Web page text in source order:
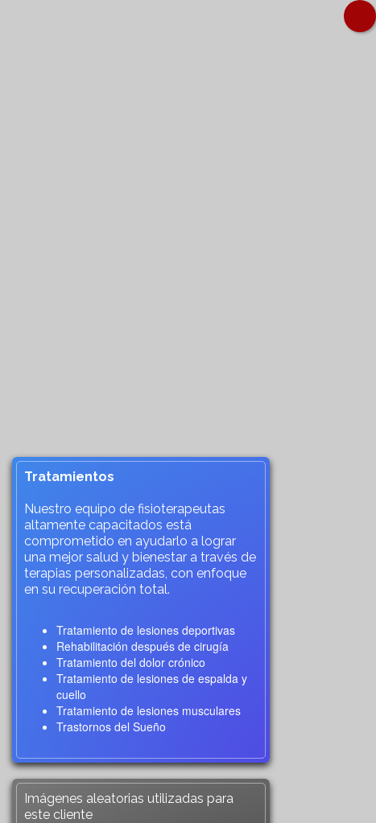
Tratamientos
Nuestro equipo de fisioterapeutas
altamente capacitados está
comprometido en ayudarlo a lograr
una mejor salud y bienestar a través de
terapias personalizadas, con enfoque
en su recuperación total.
Tratamiento de lesiones deportivas
Rehabilitación después de cirugía
Tratamiento del dolor crónico
Tratamiento de lesiones de espalda y
cuello
Tratamiento de lesiones musculares
Trastornos del Sueño
Imágenes aleatorias utilizadas para
este cliente